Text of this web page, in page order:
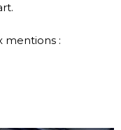
mentions :